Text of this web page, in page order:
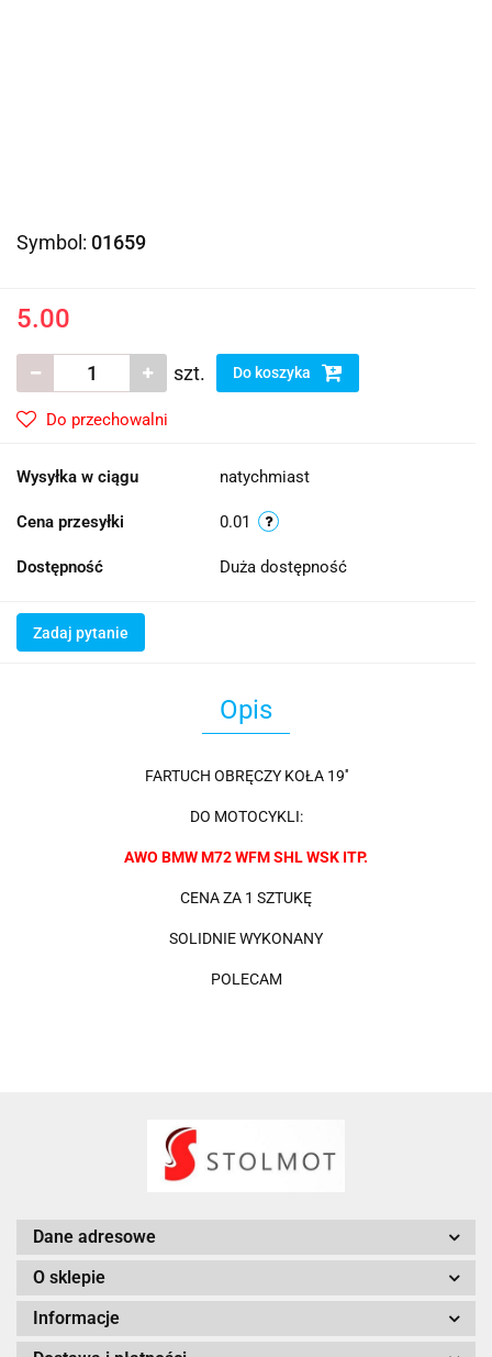
Symbol: 01659
5.00
szt. Do koszyka
Do przechowalni
Wysyłka w ciągu natychmiast
Cena przesyłki 0.01
Dostępność Duża dostępność
Zadaj pytanie
Opis
FARTUCH OBRĘCZY KOŁA 19''
DO MOTOCYKLI:
AWO BMW M72 WFM SHL WSK ITP.
CENA ZA 1 SZTUKĘ
SOLIDNIE WYKONANY
POLECAM
Dane adresowe
O sklepie
Informacje